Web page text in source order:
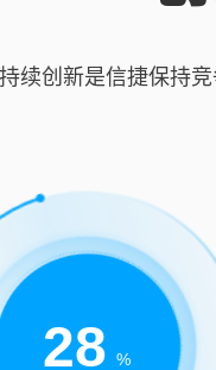
持续创新是信捷保持
28 %